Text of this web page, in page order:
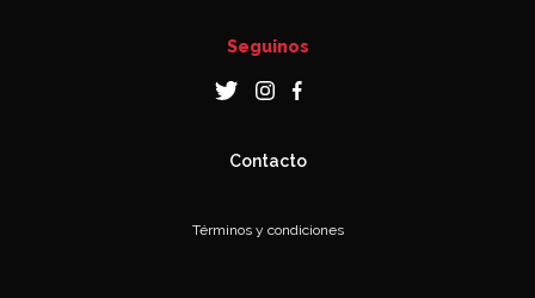
Seguinos
Contacto
Términos y condiciones